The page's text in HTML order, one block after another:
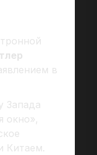
в
Запада
окно»,
Китаем.